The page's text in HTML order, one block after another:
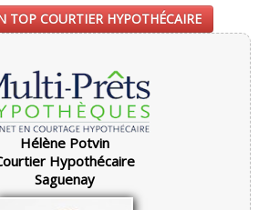
▼TOP COURTIER HYPOTHÉCAIRE
Hélène Potvin
Hypothécaire
Saguenay